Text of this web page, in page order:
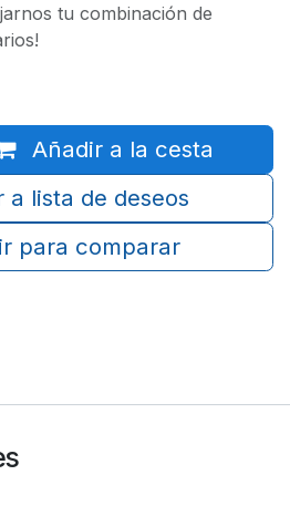
tu combinación de
Añadir a la cesta
para comparar
a lista de deseos